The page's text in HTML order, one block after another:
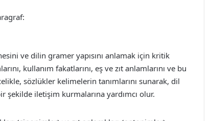
ve dilin gramer yapısını anlamak için kritik
kullanım fakatlarını, eş ve zıt anlamlarını ve bu
sözlükler kelimelerin tanımlarını sunarak, dil
şekilde iletişim kurmalarına yardımcı olur.